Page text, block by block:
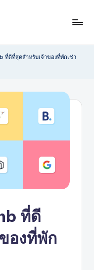
ที่ดีที่สุดสำหรับเจ้าของที่พักเช่า
ที่ดี
องที่พัก